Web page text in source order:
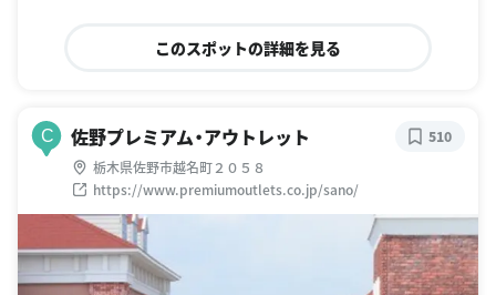
このスポットの詳細を見る
C 佐野プレミアム・アウトレット
栃木県佐野市越名町２０５８
https://www.premiumoutlets.co.jp/sano/
510